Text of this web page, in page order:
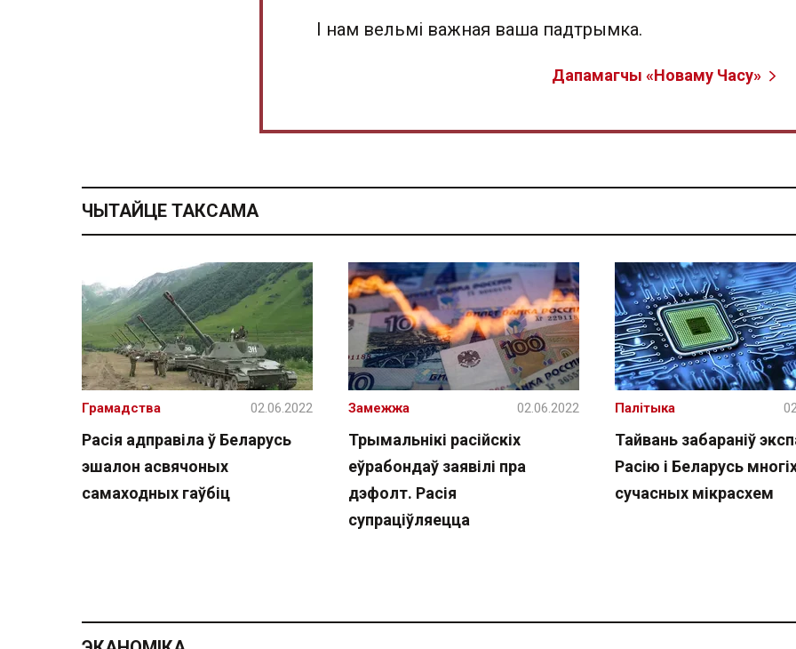
І нам вельмі важная ваша падтрымка.
Дапамагчы «Новаму Часу»
ЧЫТАЙЦЕ ТАКСАМА
Расія адправіла ў Беларусь
эшалон асвячоных
самаходных гаўбіц
Грамадства 02.06.2022
Трымальнікі расійскіх
еўрабондаў заявілі пра
дэфолт. Расія
супраціўляецца
Замежжа 02.06.2022
Тайвань забараніў
Расію і Беларусь
сучасных мікрасхем
Палітыка